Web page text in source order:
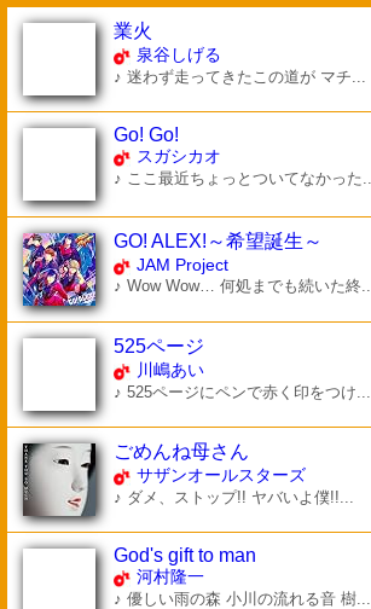
業火
泉谷しげる
♪ 迷わず走ってきたこの道が マチ...
Go! Go!
スガシカオ
♪ ここ最近ちょっとついてなかった
GO! ALEX!～希望誕生～
JAM Project
♪ Wow Wow… 何処までも続いた終
525ページ
川嶋あい
♪ 525ページにペンで赤く印をつけ...
ごめんね母さん
サザンオールスターズ
♪ ダメ、ストップ!! ヤバいよ僕!!...
God's gift to man
河村隆一
♪ 優しい雨の森 小川の流れる音 樹...